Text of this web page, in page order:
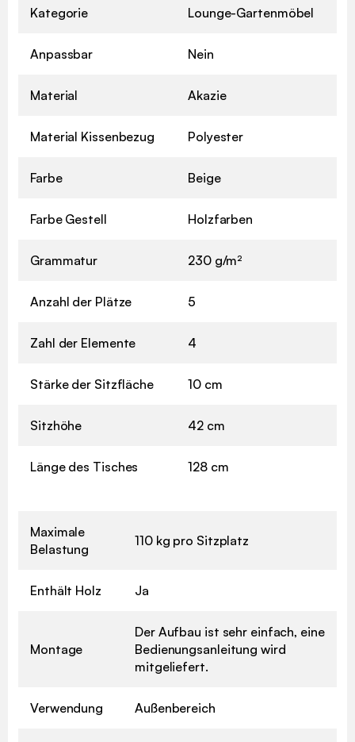
Kategorie Lounge-Gartenmöbel
Anpassbar Nein
Material Akazie
Material Kissenbezug Polyester
Farbe Beige
Farbe Gestell Holzfarben
Grammatur 230 g/m²
Anzahl der Plätze 5
Zahl der Elemente 4
Stärke der Sitzfläche 10 cm
Sitzhöhe 42 cm
Länge des Tisches 128 cm
Maximale
Belastung
110 kg pro Sitzplatz
Enthält Holz Ja
Montage
Der Aufbau ist sehr einfach, eine
Bedienungsanleitung wird
mitgeliefert.
Verwendung Außenbereich